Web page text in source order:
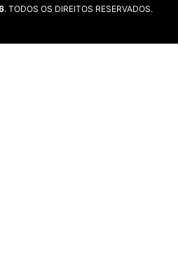
. TODOS OS DIREITOS RESERVADOS.